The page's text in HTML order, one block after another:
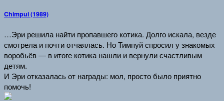
Chimpui (1989)
…Эри решила найти пропавшего котика. Долго искала, везде
смотрела и почти отчаялась. Но Тимпуй спросил у знакомых
воробьёв — в итоге котика нашли и вернули счастливым
детям.
И Эри отказалась от награды: мол, просто было приятно
помочь!